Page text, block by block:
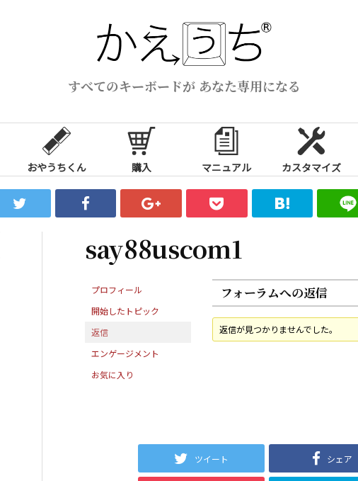
すべてのキーボードが あなた専用になる
おやうちくん 購入 マニュアル カスタマイズ
say88uscom1
プロフィール
開始したトピック
返信
エンゲージメント
お気に入り
フォーラムへの返信
返信が見つかりませんでした。
ツイート シェア